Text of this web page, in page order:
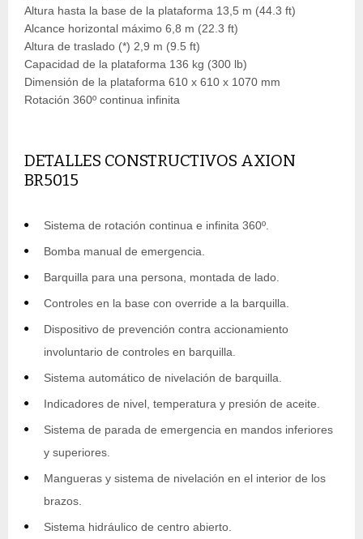
Altura hasta la base de la plataforma 13,5 m (44.3 ft)
Alcance horizontal máximo 6,8 m (22.3 ft)
Altura de traslado (*) 2,9 m (9.5 ft)
Capacidad de la plataforma 136 kg (300 lb)
Dimensión de la plataforma 610 x 610 x 1070 mm
Rotación 360º continua infinita
DETALLES CONSTRUCTIVOS AXION
BR5015
Sistema de rotación continua e infinita 360º.
Bomba manual de emergencia.
Barquilla para una persona, montada de lado.
Controles en la base con override a la barquilla.
Dispositivo de prevención contra accionamiento
involuntario de controles en barquilla.
Sistema automático de nivelación de barquilla.
Indicadores de nivel, temperatura y presión de aceite.
Sistema de parada de emergencia en mandos inferiores
y superiores.
Mangueras y sistema de nivelación en el interior de los
brazos.
Sistema hidráulico de centro abierto.